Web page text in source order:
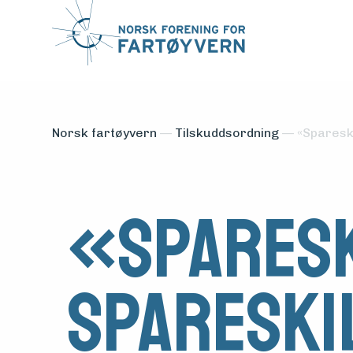
Norsk fartøyvern — Tilskuddsordning —